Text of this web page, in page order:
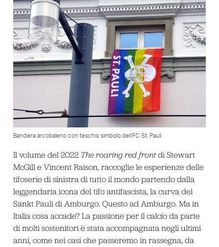
Bandiera arcobaleno con teschio simbolo dell’FC St. Pauli
Il volume del 2022 The roaring red frontdi Stewart
McGill e Vincent Raison, raccoglie le esperienze delle
tifoserie di sinistra di tutto il mondo partendo dalla
leggendaria icona del tifo antifascista, la curva del
Sankt Pauli di Amburgo. Questo ad Amburgo. Ma in
Italia cosa accade? La passione per il calcio da parte
di molti sostenitori è stata accompagnata negli ultimi
anni, come nei casi che passeremo in rassegna, da